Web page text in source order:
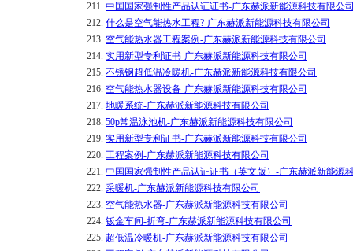
211. 中国国家强制性产品认证证书-广东赫派新能源科技有限公
212. 什么是空气能热水工程?-广东赫派新能源科技有限公司
213. 空气能热水器工程案例-广东赫派新能源科技有限公司
214. 实用新型专利证书-广东赫派新能源科技有限公司
215. 不锈钢超低温冷暖机-广东赫派新能源科技有限公司
216. 空气能热水器设备-广东赫派新能源科技有限公司
217. 地暖系统-广东赫派新能源科技有限公司
218. 50p常温泳池机-广东赫派新能源科技有限公司
219. 实用新型专利证书-广东赫派新能源科技有限公司
220. 工程案例-广东赫派新能源科技有限公司
221. 中国国家强制性产品认证证书（英文版）-广东赫派新能源
222. 采暖机-广东赫派新能源科技有限公司
223. 空气能热水器-广东赫派新能源科技有限公司
224. 钣金车间-折弯-广东赫派新能源科技有限公司
225. 超低温冷暖机-广东赫派新能源科技有限公司